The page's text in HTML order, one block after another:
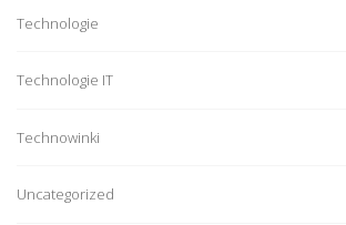
Technologie
Technologie IT
Technowinki
Uncategorized